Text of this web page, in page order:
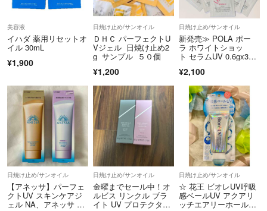
美容液
イハダ 薬用リセットオ
イル 30mL
¥1,900
日焼け止め/サンオイル
ＤＨＣ パーフェクトU
Vジェル 日焼け止め2
g サンプル ５０個
¥1,200
日焼け止め/サンオイル
新発売≫ POLA ポー
ラ ホワイトショッ
ト セラムUV 0.6gx30
¥2,100
日焼け止め/サンオイル
【アネッサ】パーフェ
クトUV スキンケアジ
ェル NA、アネッサ ブ
日焼け止め/サンオイル
金曜までセール中！オ
ルビス リンクル ブラ
イト UV プロテクタ
日焼け止め/サンオイル
☆ 花王 ビオレUV呼吸
感ベールUV アクアリ
ッチエアリーホールド